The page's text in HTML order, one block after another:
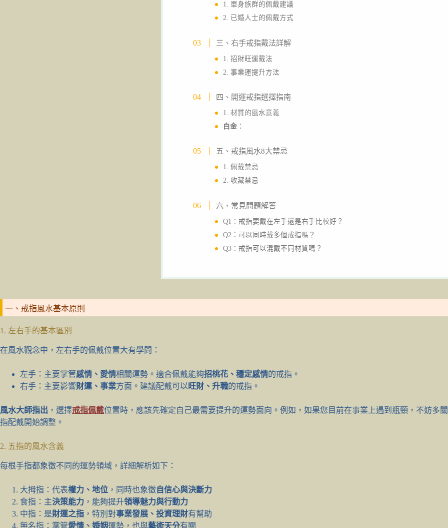
1. 單身族群的佩戴建議
2. 已婚人士的佩戴方式
三、右手戒指戴法詳解
1. 招財旺運戴法
2. 事業運提升方法
四、開運戒指選擇指南
1. 材質的風水意義
白金：
五、戒指風水8大禁忌
1. 佩戴禁忌
2. 收藏禁忌
六、常見問題解答
Q1：戒指要戴在左手還是右手比較好？
Q2：可以同時戴多個戒指嗎？
Q3：戒指可以混戴不同材質嗎？
一、戒指風水基本原則
1. 左右手的基本區別
在風水觀念中，左右手的佩戴位置大有學問：
左手：主要掌管感情、愛情相關運勢。適合佩戴能夠招桃花、穩定感情的戒指。
右手：主要影響財運、事業方面。建議配戴可以 旺財、升職的戒指。
風水大師指出 ，選擇戒指佩戴位置時，應該先確定自己最需要提升的運勢面向。例如，如果您目前在事業上遇到瓶頸，不妨多
指配戴開始調整。
2. 五指的風水含義
每根手指都象徵不同的運勢領域，詳細解析如下：
大拇指：代表權力、地位 ，同時也象徵自信心與決斷力
食指：主決策能力 ，能夠提升領導魅力與行動力
中指：是財運之指 ，特別對事業發展、投資理財有幫助
無名指：掌管愛情、婚姻運勢，也與藝術天分有關